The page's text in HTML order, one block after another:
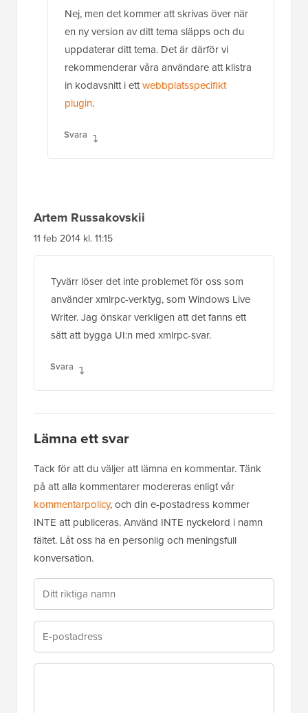
Nej, men det kommer att skrivas över när
en ny version av ditt tema släpps och du
uppdaterar ditt tema. Det är därför vi
rekommenderar våra användare att klistra
in kodavsnitt i ettwebbplatsspecifikt
plugin.
Svara
Artem Russakovskii
11 feb 2014 kl. 11:15
Tyvärr löser det inte problemet för oss som
använder xmlrpc-verktyg, som Windows Live
Writer. Jag önskar verkligen att det fanns ett
sätt att bygga UI:n med xmlrpc-svar.
Svara
Lämna ett svar
Tack för att du väljer att lämna en kommentar. Tänk
på att alla kommentarer modereras enligt vår
kommentarpolicy, och din e-postadress kommer
INTE att publiceras. Använd INTE nyckelord i namn
fältet. Låt oss ha en personlig och meningsfull
konversation.